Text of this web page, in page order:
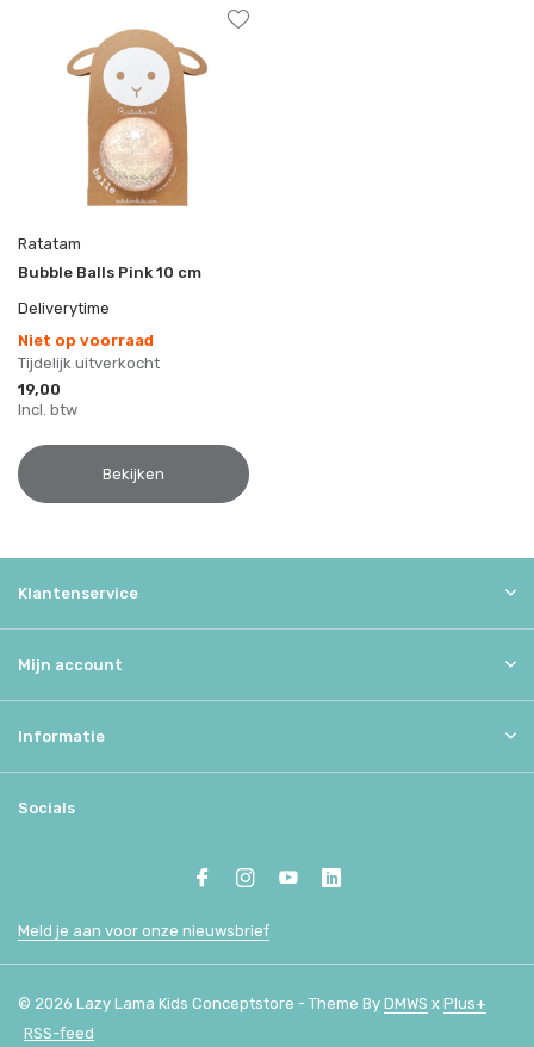
Ratatam
Bubble Balls Pink 10 cm
Deliverytime
Niet op voorraad
Tijdelijk uitverkocht
19,00
Incl. btw
Bekijken
Klantenservice
Mijn account
Informatie
Socials
Meld je aan voor onze nieuwsbrief
© 2026 Lazy Lama Kids Conceptstore - Theme By DMWS x Plus+
RSS-feed